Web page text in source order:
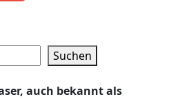
Suchen
auch bekannt als